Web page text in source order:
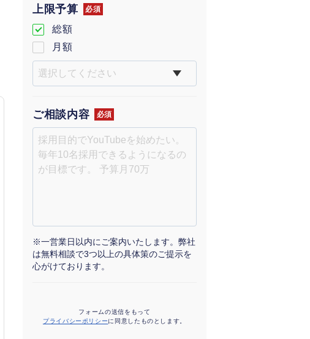
上限予算 必須
総額
月額
ご相談内容 必須
※一営業日以内にご案内いたします。弊社
は無料相談で3つ以上の具体策のご提示を
心がけております。
フォームの送信をもって
プライバシーポリシーに同意したものとします。